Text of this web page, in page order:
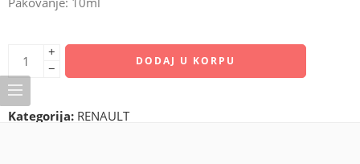
+
−
DODAJ U KORPU
Kategorija: RENAULT